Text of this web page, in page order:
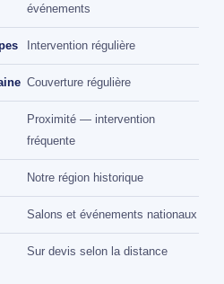
événements
Intervention régulière
Couverture régulière
Proximité — intervention
fréquente
Notre région historique
Salons et événements nationaux
Sur devis selon la distance